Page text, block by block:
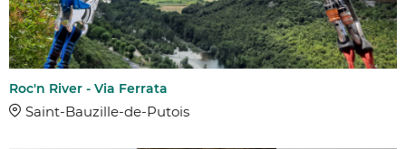
Roc'n River - Via Ferrata
Saint-Bauzille-de-Putois